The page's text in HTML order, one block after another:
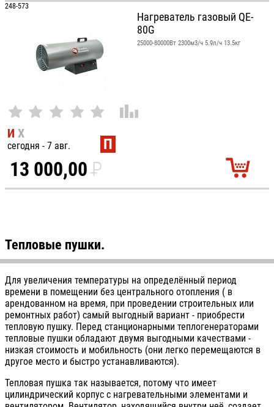
УБ.
248-573
Нагреватель газовый QE-
80G
25000-80000Вт 2300м3/ч 5.9л/ч 13.5кг
И Х
сегодня - 7 авг. П
13 000,00P
УБ.
Тепловые пушки.
Для увеличения температуры на определённый период
времени в помещении без центрального отопления ( в
арендованном на время, при проведении строительных или
ремонтных работ) самый выгодный вариант - приобрести
тепловую пушку. Перед станционарными теплогенераторами
тепловые пушки обладают двумя выгодными качествами -
низкая стоимость и мобильность (они легко перемещаются в
другое место и быстро устанавливаются).
Тепловая пушка так называется, потому что имеет
цилиндрический корпус с нагревательными элементами и